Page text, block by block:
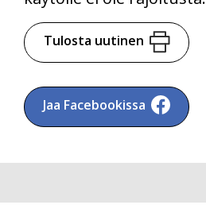
Tulosta uutinen
Jaa Facebookissa